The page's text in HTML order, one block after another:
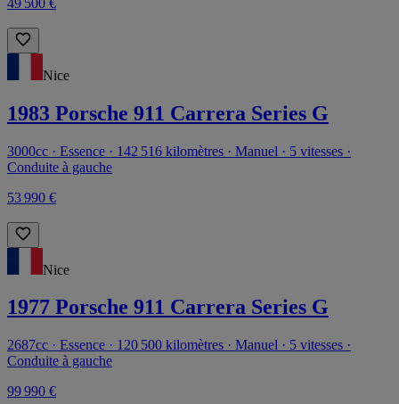
Nice
1983 Porsche 911 Carrera Series G
3000cc · Essence · 142 516 kilomètres · Manuel · 5 vitesses ·
Conduite à gauche
53 990 €
Nice
1977 Porsche 911 Carrera Series G
2687cc · Essence · 120 500 kilomètres · Manuel · 5 vitesses ·
Conduite à gauche
99 990 €